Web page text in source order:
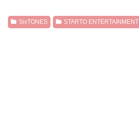
SixTONES STARTO ENTERTAINMENT